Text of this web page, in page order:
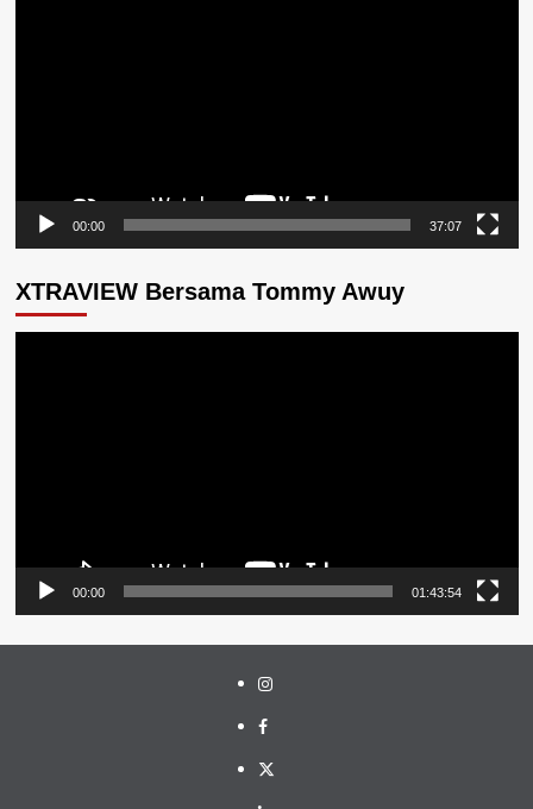
00:00 37:07
XTRAVIEW Bersama Tommy Awuy
00:00 01:43:54
Instagram
Facebook
Twitter